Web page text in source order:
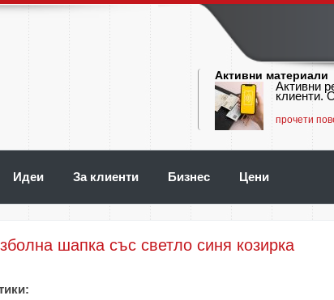
Активни материали
Активни
клиенти.
прочети
Идеи За клиенти Бизнес Цени
шапка със светло синя козирка